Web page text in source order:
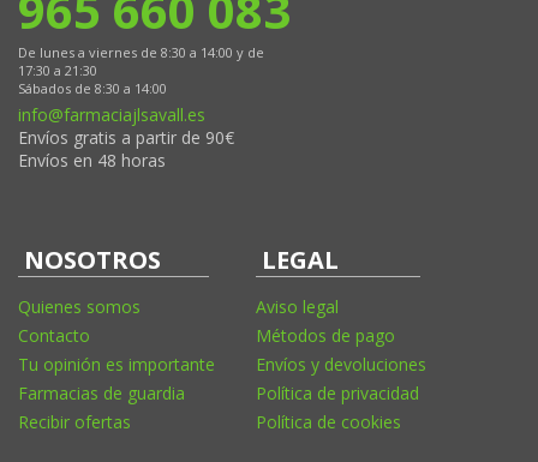
De lunes a viernes de 8:30 a 14:00 y de
17:30 a 21:30
Sábados de 8:30 a 14:00
info@farmaciajlsavall.es
Envíos gratis a partir de 90€
Envíos en 48 horas
NOSOTROS
Quienes somos
Contacto
Tu opinión es importante
Farmacias de guardia
Recibir ofertas
LEGAL
Aviso legal
Métodos de pago
Envíos y devoluciones
Política de privacidad
Política de cookies